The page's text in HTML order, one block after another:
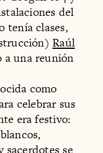
del
tenía clases,
Raúl
a una reunión
como
celebrar sus
era festivo:
sacerdotes se